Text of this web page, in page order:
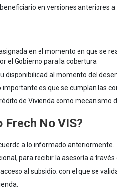
en versiones anteriores
en el momento en que se
el Gobierno para la cobertura.
disponibilidad al momento del
es que se cumplan las
de Vivienda como mecanismo
No VIS?
a lo informado anteriormente.
para recibir la asesoría a
al subsidio, con el que se